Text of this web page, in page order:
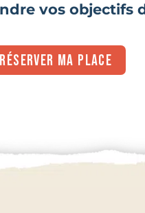
vos objectifs
RÉSERVER MA PLACE